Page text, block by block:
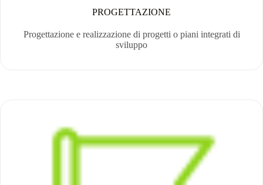
PROGETTAZIONE
Progettazione e realizzazione di progetti o piani integrati di
sviluppo